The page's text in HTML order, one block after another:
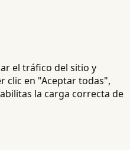
el tráfico del sitio y
clic en "Aceptar todas",
la carga correcta de